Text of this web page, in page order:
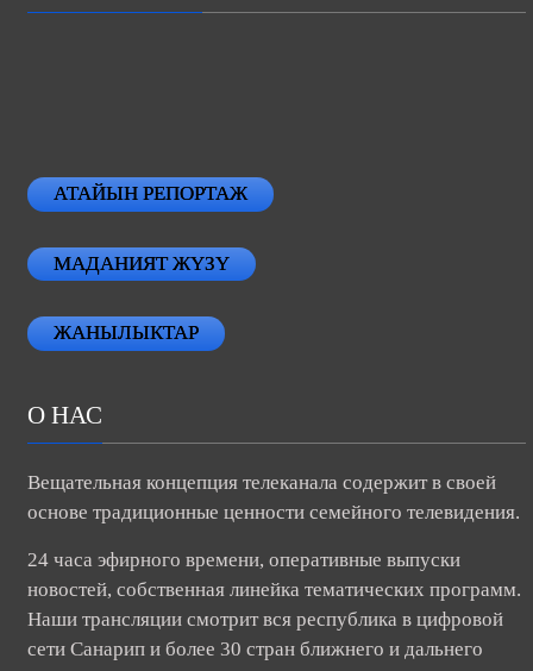
АТАЙЫН РЕПОРТАЖ
МАДАНИЯТ ЖҮЗҮ
ЖАНЫЛЫКТАР
О НАС
Вещательная концепция телеканала содержит в своей
основе традиционные ценности семейного телевидения.
24 часа эфирного времени, оперативные выпуски
новостей, собственная линейка тематических программ.
Наши трансляции смотрит вся республика в цифровой
сети Санарип и более 30 стран ближнего и дальнего